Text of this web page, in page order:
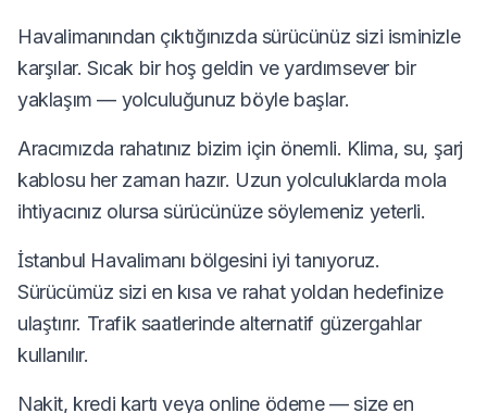
Havalimanından çıktığınızda sürücünüz sizi isminizle
karşılar. Sıcak bir hoş geldin ve yardımsever bir
yaklaşım — yolculuğunuz böyle başlar.
Aracımızda rahatınız bizim için önemli. Klima, su, şarj
kablosu her zaman hazır. Uzun yolculuklarda mola
ihtiyacınız olursa sürücünüze söylemeniz yeterli.
İstanbul Havalimanı bölgesini iyi tanıyoruz.
Sürücümüz sizi en kısa ve rahat yoldan hedefinize
ulaştırır. Trafik saatlerinde alternatif güzergahlar
kullanılır.
Nakit, kredi kartı veya online ödeme — size en